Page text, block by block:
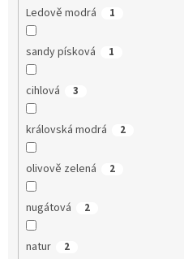
Ledově modrá 1
sandy písková 1
cihlová 3
královská modrá 2
olivově zelená 2
nugátová 2
natur 2